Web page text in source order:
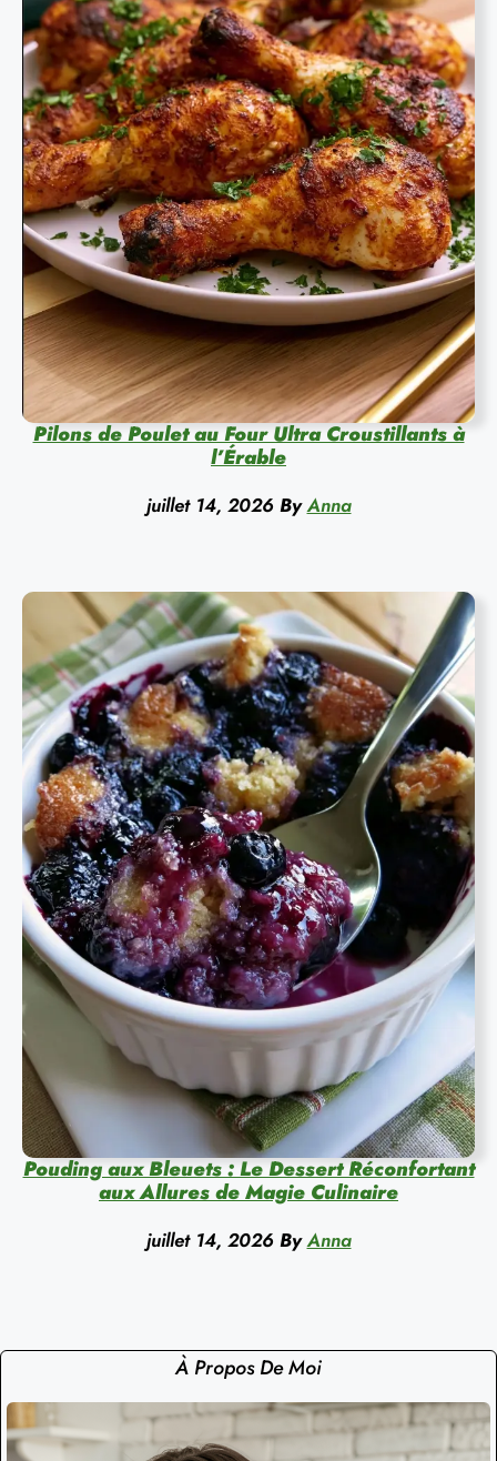
Pilons de Poulet au Four Ultra Croustillants à
l’Érable
juillet 14, 2026 By Anna
Pouding aux Bleuets : Le Dessert Réconfortant
aux Allures de Magie Culinaire
juillet 14, 2026 By Anna
À Propos De Moi